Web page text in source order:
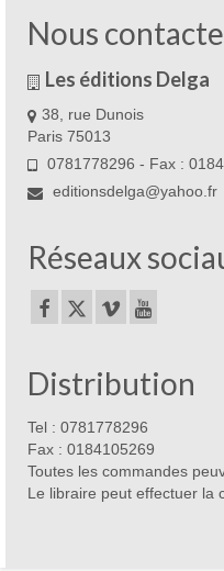
Nous
Les éditions Delga
38, rue Dunois
Paris 75013
0781778296 - Fax :
editionsdelga@yahoo.fr
Réseaux
Distribution
Tel : 0781778296
Fax : 0184105269
Toutes les commandes
Le libraire peut effectuer la